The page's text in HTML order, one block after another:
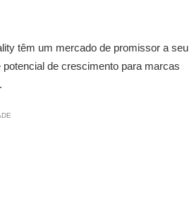
têm um mercado de promissor a seu
de crescimento para marcas